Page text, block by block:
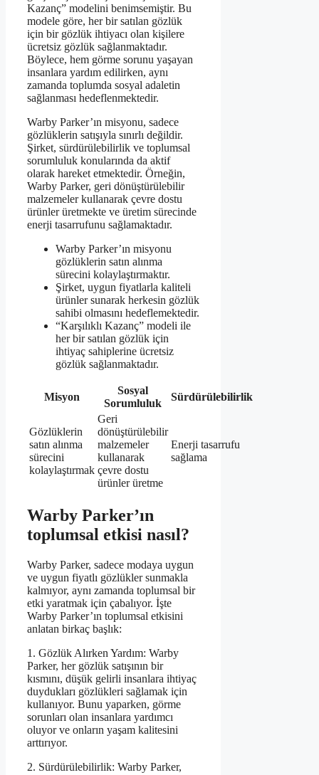
Kazanç” modelini benimsemiştir. Bu
modele göre, her bir satılan gözlük
için bir gözlük ihtiyacı olan kişilere
ücretsiz gözlük sağlanmaktadır.
Böylece, hem görme sorunu yaşayan
insanlara yardım edilirken, aynı
zamanda toplumda sosyal adaletin
sağlanması hedeflenmektedir.
Warby Parker’ın misyonu, sadece
gözlüklerin satışıyla sınırlı değildir.
Şirket, sürdürülebilirlik ve toplumsal
sorumluluk konularında da aktif
olarak hareket etmektedir. Örneğin,
Warby Parker, geri dönüştürülebilir
malzemeler kullanarak çevre dostu
ürünler üretmekte ve üretim sürecinde
enerji tasarrufunu sağlamaktadır.
Warby Parker’ın misyonu
gözlüklerin satın alınma
sürecini kolaylaştırmaktır.
Şirket, uygun fiyatlarla kaliteli
ürünler sunarak herkesin gözlük
sahibi olmasını hedeflemektedir.
“Karşılıklı Kazanç” modeli ile
her bir satılan gözlük için
ihtiyaç sahiplerine ücretsiz
gözlük sağlanmaktadır.
Misyon
Sosyal
Sorumluluk
Sürdürülebilirlik
Gözlüklerin
satın alınma
sürecini
kolaylaştırmak
Geri
dönüştürülebilir
malzemeler
kullanarak
çevre dostu
ürünler üretme
Enerji tasarrufu
sağlama
Warby Parker’ın
toplumsal etkisi nasıl?
Warby Parker, sadece modaya uygun
ve uygun fiyatlı gözlükler sunmakla
kalmıyor, aynı zamanda toplumsal bir
etki yaratmak için çabalıyor. İşte
Warby Parker’ın toplumsal etkisini
anlatan birkaç başlık:
1. Gözlük Alırken Yardım: Warby
Parker, her gözlük satışının bir
kısmını, düşük gelirli insanlara ihtiyaç
duydukları gözlükleri sağlamak için
kullanıyor. Bunu yaparken, görme
sorunları olan insanlara yardımcı
oluyor ve onların yaşam kalitesini
arttırıyor.
2. Sürdürülebilirlik: Warby Parker,